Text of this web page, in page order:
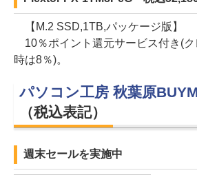
【M.2 SSD,1TB,パッケージ版】
10％ポイント還元サービス付き(ク
時は8％)。
パソコン工房 秋葉原
（税込表記）
週末セールを実施中